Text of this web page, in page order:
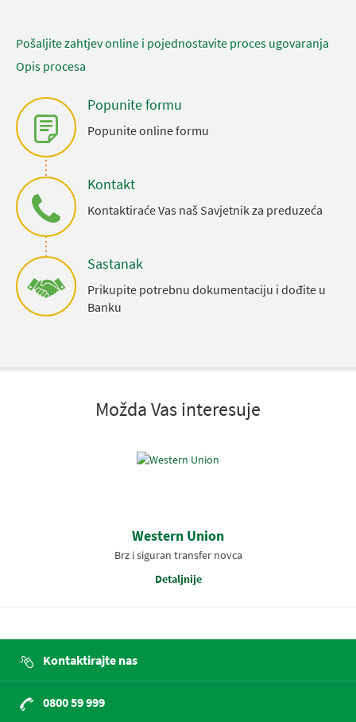
Pošaljite zahtjev online i pojednostavite proces ugovaranja
Opis procesa
Popunite formu
Popunite online formu
Kontakt
Kontaktiraće Vas naš Savjetnik za preduzeća
Sastanak
Prikupite potrebnu dokumentaciju i dođite u
Banku
Možda Vas interesuje
Western Union
Brz i siguran transfer novca
Detaljnije
Kontaktirajte nas
0800 59 999